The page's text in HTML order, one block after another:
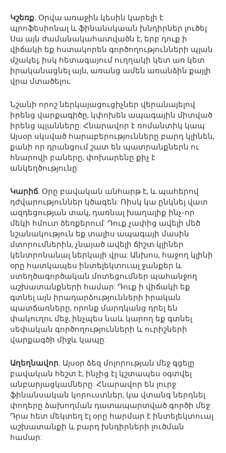
Կշեռք. Օրվա առաջին կեսին կարելի է
պրոֆեսիոնալ և ֆինանսկաան խնդիրներ լուծել:
Սա այն ժամանակահատվածն է, երբ դուք ի
վիճակի եք հստակորեն գործողությունների պլան
մշակել, իսկ հետագայում ուղղակի կետ առ կետ
իրականացնել այն, առանց ամեն առանձին քայլի
վրա մտածելու:
Նշանի որոշ ներկայացուցիչներ վերանայելով
իրենց վարքագիծը, կփոխեն ապագային միտված
իրենց պլանները: Հնարավոր է ռոմանտիկ կապ:
Այսօր սկսված հարաբերությունները բարդ կլինեն,
քանի որ դրանցում շատ են պատրանքներն ու
հնարովի բաները, փոխարենը քիչ է
անկեղծությունը:
Կարիճ. Օրը բավական անհարթ է, և պահերով
դժվարություններ կծագեն: Ռիսկ կա ընկնել վատ
ազդեցության տակ, դառնալ խաղալիք ինչ-որ
մեկի հմուտ ձեռքերում: Դուք չափից ավելի մեծ
նշանակություն եք տալիս ապագայի մասին
մտորումներին, չնայած ավելի ճիշտ կլիներ
կենտրոնանալ ներկայի վրա: Անխոս, հաջող կլինի
օրը հատկապես ինտելեկտուալ ջանքեր և
ստեղծագործական մոտեցումներ պահանջող
աշխատանքների համար: Դուք ի վիճակի եք
գտնել այն իրադարձությունների իրական
պատճառները, որոնք մարդկանց դրել են
փակուղու մեջ, ինչպես նաև կարող եք գտնել
սեփական գործողությունների և ուրիշների
վարքագծի միջև կապը:
Աղեղնավոր. Այսօր ձեզ մոլորության մեջ գցելը
բավական հեշտ է, ինչից էլ կշտապես օգտվել
անբարյացկամները: Հնարավոր են լուրջ
ֆինանսական կորուստներ, կա վտանգ ներդնել
փողերը ձախողման դատապարտված գործի մեջ:
Դրա հետ մեկտեղ էլ օրը հարմար է ինտելեկտուալ
աշխատանքի և բարդ խնդիրների լուծման
համար: